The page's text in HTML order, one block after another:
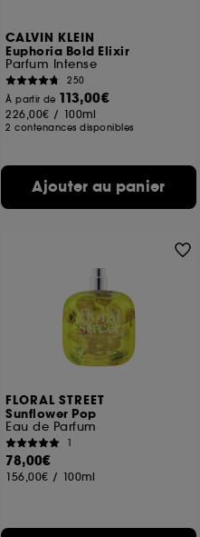
CALVIN KLEIN
Euphoria Bold Elixir
Parfum Intense
250
À partir de 113,00€
226,00€ / 100ml
2 contenances disponibles
Ajouter au panier
FLORAL STREET
Sunflower Pop
Eau de Parfum
1
78,00€
156,00€ / 100ml